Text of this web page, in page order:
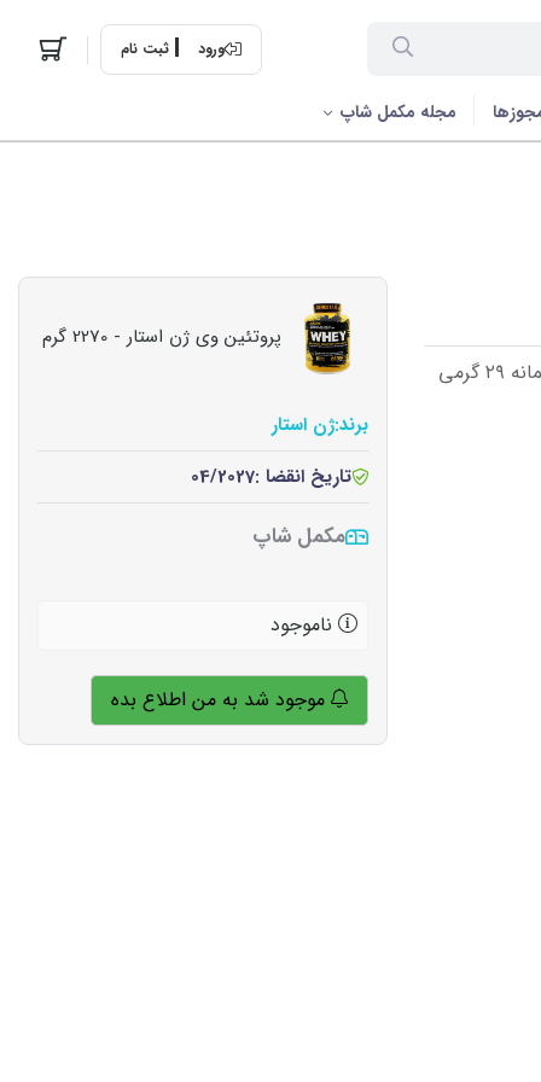
ورود ثبت نام
مجله مکمل شاپ
پروتئین وی ژن استار - 2270 گرم
برند:ژن استار
تاریخ انقضا :04/2027
مکمل شاپ
ناموجود
موجود شد به من اطلاع بده